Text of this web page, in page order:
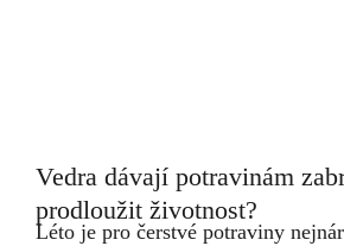
Vedra dávají potravinám
prodloužit životnost?
Léto je pro čerstvé potraviny